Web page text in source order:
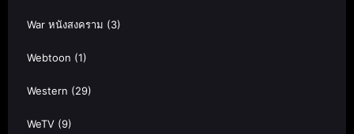
War หนังสงคราม (3)
Webtoon (1)
Western (29)
WeTV (9)